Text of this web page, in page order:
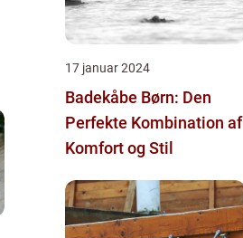
17 januar 2024
Badekåbe Børn: Den
Perfekte Kombination af
Komfort og Stil